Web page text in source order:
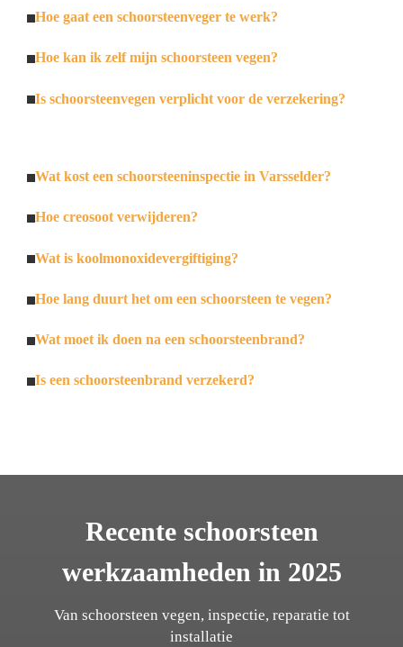
Hoe gaat een schoorsteenveger te werk?
Hoe kan ik zelf mijn schoorsteen vegen?
Is schoorsteenvegen verplicht voor de verzekering?
Wat kost een schoorsteeninspectie in Varsselder?
Hoe creosoot verwijderen?
Wat is koolmonoxidevergiftiging?
Hoe lang duurt het om een schoorsteen te vegen?
Wat moet ik doen na een schoorsteenbrand?
Is een schoorsteenbrand verzekerd?
Recente schoorsteen
werkzaamheden in 2025
Van schoorsteen vegen, inspectie, reparatie tot
installatie